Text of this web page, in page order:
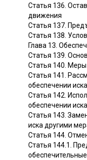
Статья 136.
движения
Статья 137.
Статья 138.
Глава 13.
Статья 139.
Статья 140.
Статья 141.
обеспечении иска
Статья 142.
обеспечении иска
Статья 143.
иска другими
Статья 144.
Статья 144.1.